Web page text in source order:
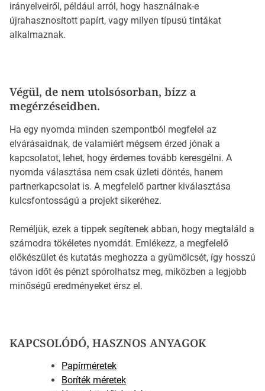
irányelveiről, például arról, hogy használnak-e
újrahasznosított papírt, vagy milyen típusú tintákat
alkalmaznak.
Végül, de nem utolsósorban, bízz a
megérzéseidben.
Ha egy nyomda minden szempontból megfelel az
elvárásaidnak, de valamiért mégsem érzed jónak a
kapcsolatot, lehet, hogy érdemes tovább keresgélni. A
nyomda választása nem csak üzleti döntés, hanem
partnerkapcsolat is. A megfelelő partner kiválasztása
kulcsfontosságú a projekt sikeréhez.
Reméljük, ezek a tippek segítenek abban, hogy megtaláld a
számodra tökéletes nyomdát. Emlékezz, a megfelelő
előkészület és kutatás meghozza a gyümölcsét, így hosszú
távon időt és pénzt spórolhatsz meg, miközben a legjobb
minőségű eredményeket érsz el.
KAPCSOLÓDÓ, HASZNOS ANYAGOK
Papírméretek
Boríték méretek